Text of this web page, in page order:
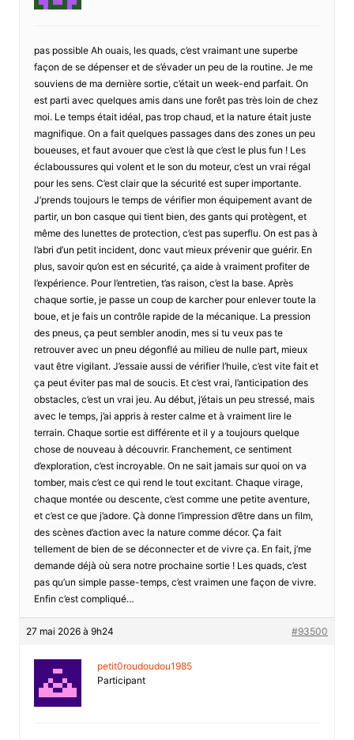
pas possible Ah ouais, les quads, c’est vraimant une superbe
façon de se dépenser et de s’évader un peu de la routine. Je me
souviens de ma dernière sortie, c’était un week-end parfait. On
est parti avec quelques amis dans une forêt pas très loin de chez
moi. Le temps était idéal, pas trop chaud, et la nature était juste
magnifique. On a fait quelques passages dans des zones un peu
boueuses, et faut avouer que c’est là que c’est le plus fun ! Les
éclaboussures qui volent et le son du moteur, c’est un vrai régal
pour les sens. C’est clair que la sécurité est super importante.
J’prends toujours le temps de vérifier mon équipement avant de
partir, un bon casque qui tient bien, des gants qui protègent, et
même des lunettes de protection, c’est pas superflu. On est pas à
l’abri d’un petit incident, donc vaut mieux prévenir que guérir. En
plus, savoir qu’on est en sécurité, ça aide à vraiment profiter de
l’expérience. Pour l’entretien, t’as raison, c’est la base. Après
chaque sortie, je passe un coup de karcher pour enlever toute la
boue, et je fais un contrôle rapide de la mécanique. La pression
des pneus, ça peut sembler anodin, mes si tu veux pas te
retrouver avec un pneu dégonflé au milieu de nulle part, mieux
vaut être vigilant. J’essaie aussi de vérifier l’huile, c’est vite fait et
ça peut éviter pas mal de soucis. Et c’est vrai, l’anticipation des
obstacles, c’est un vrai jeu. Au début, j’étais un peu stressé, mais
avec le temps, j’ai appris à rester calme et à vraiment lire le
terrain. Chaque sortie est différente et il y a toujours quelque
chose de nouveau à découvrir. Franchement, ce sentiment
d’exploration, c’est incroyable. On ne sait jamais sur quoi on va
tomber, mais c’est ce qui rend le tout excitant. Chaque virage,
chaque montée ou descente, c’est comme une petite aventure,
et c’est ce que j’adore. Çà donne l’impression d’être dans un film,
des scènes d’action avec la nature comme décor. Ça fait
tellement de bien de se déconnecter et de vivre ça. En fait, j’me
demande déjà où sera notre prochaine sortie ! Les quads, c’est
pas qu’un simple passe-temps, c’est vraimen une façon de vivre.
Enfin c’est compliqué…
27 mai 2026 à 9h24 #93500
petit0roudoudou1985
Participant